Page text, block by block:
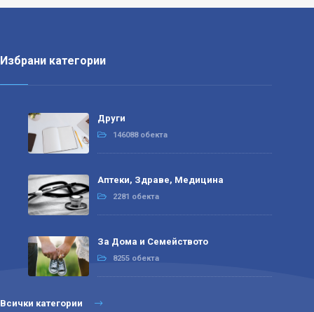
Избрани категории
Други
146088 обекта
Аптеки, Здраве, Медицина
2281 обекта
За Дома и Семейството
8255 обекта
Всички категории